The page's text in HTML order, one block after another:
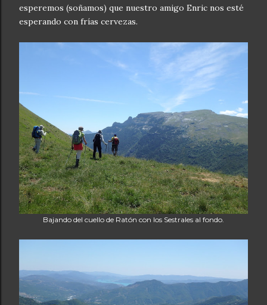
esperemos (soñamos) que nuestro amigo Enric nos esté
esperando con frías cervezas.
Bajando del cuello de Ratón con los Sestrales al fondo.